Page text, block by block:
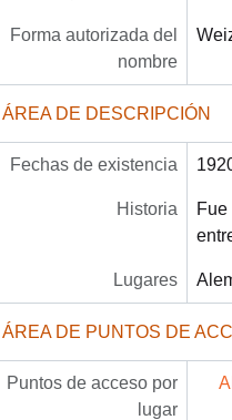
Forma autorizada del
nombre
ÁREA DE DESCRIPCIÓN
Fechas de existencia
Historia
Lugares
ÁREA DE PUNTOS DE
Puntos de acceso por
lugar